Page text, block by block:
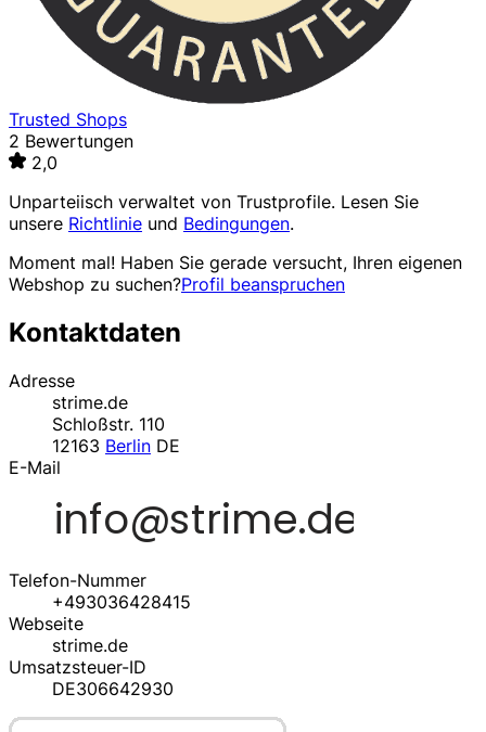
Trusted Shops
2 Bewertungen
2,0
Unparteiisch verwaltet von Trustprofile. Lesen Sie
unsere Richtlinie und Bedingungen.
Moment mal! Haben Sie gerade versucht, Ihren eigenen
Webshop zu suchen?Profil beanspruchen
Kontaktdaten
Adresse
strime.de
Schloßstr. 110
12163 Berlin DE
E-Mail
Telefon-Nummer
+493036428415
Webseite
strime.de
Umsatzsteuer-ID
DE306642930